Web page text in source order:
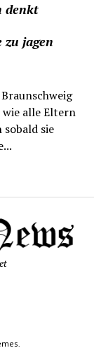
denkt
zu jagen
wie alle Eltern
sie